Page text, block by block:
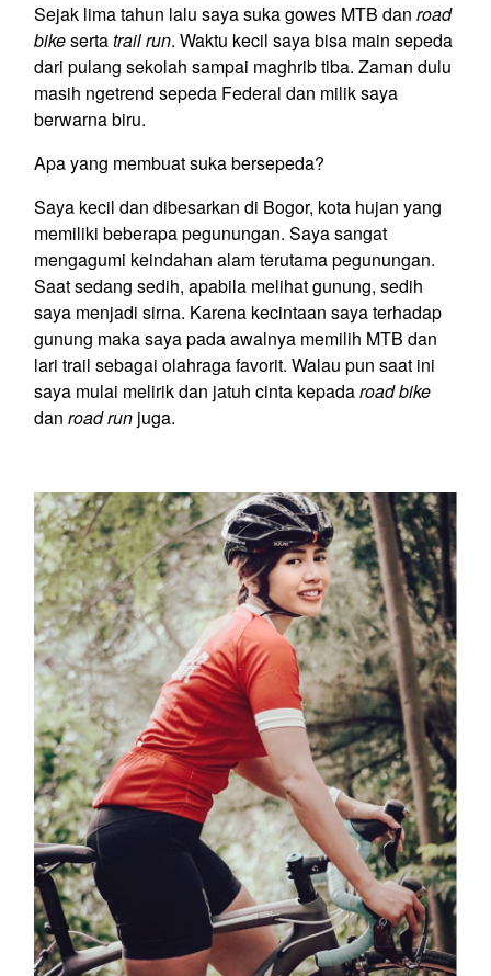
Sejak lima tahun lalu saya suka gowes MTB dan road
bikesertatrail run. Waktu kecil saya bisa main sepeda
dari pulang sekolah sampai maghrib tiba. Zaman dulu
masih ngetrend sepeda Federal dan milik saya
berwarna biru.
Apa yang membuat suka bersepeda?
Saya kecil dan dibesarkan di Bogor, kota hujan yang
memiliki beberapa pegunungan. Saya sangat
mengagumi keindahan alam terutama pegunungan.
Saat sedang sedih, apabila melihat gunung, sedih
saya menjadi sirna. Karena kecintaan saya terhadap
gunung maka saya pada awalnya memilih MTB dan
lari trail sebagai olahraga favorit. Walau pun saat ini
saya mulai melirik dan jatuh cinta kepadaroad bike
dan road run juga.